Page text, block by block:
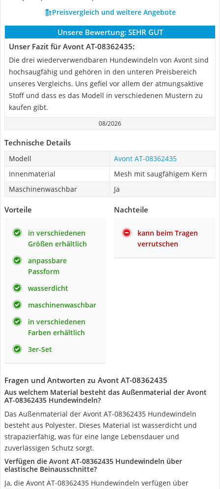
Preisvergleich und weitere Angebote
Unsere Bewertung: SEHR GUT
Unser Fazit für Avont AT-08362435:
Die drei wiederverwendbaren Hundewindeln von Avont sind
hochsaugfähig und gehören in den unteren Preisbereich
unseres Vergleichs. Uns gefiel vor allem der atmungsaktive
Stoff und dass es das Modell in verschiedenen Mustern zu
kaufen gibt.
08/2026
Technische Details
Modell
Avont AT-08362435
Innenmaterial
Mesh mit saugfähigem Kern
Maschinenwaschbar
Ja
Vorteile
in verschiedenen
Größen erhältlich
anpassbare
Passform
wasserdicht
maschinenwaschbar
in verschiedenen
Farben erhältlich
3er-Set
Nachteile
kann beim Tragen
verrutschen
Fragen und Antworten zu Avont AT-08362435
Aus welchem Material besteht das Außenmaterial der Avont
AT-08362435 Hundewindeln?
Das Außenmaterial der Avont AT-08362435 Hundewindeln
besteht aus Polyester. Dieses Material ist wasserdicht und
strapazierfähig, was für eine lange Lebensdauer und
zuverlässigen Schutz sorgt.
Verfügen die Avont AT-08362435 Hundewindeln über
elastische Beinausschnitte?
Ja, die Avont AT-08362435 Hundewindeln verfügen über